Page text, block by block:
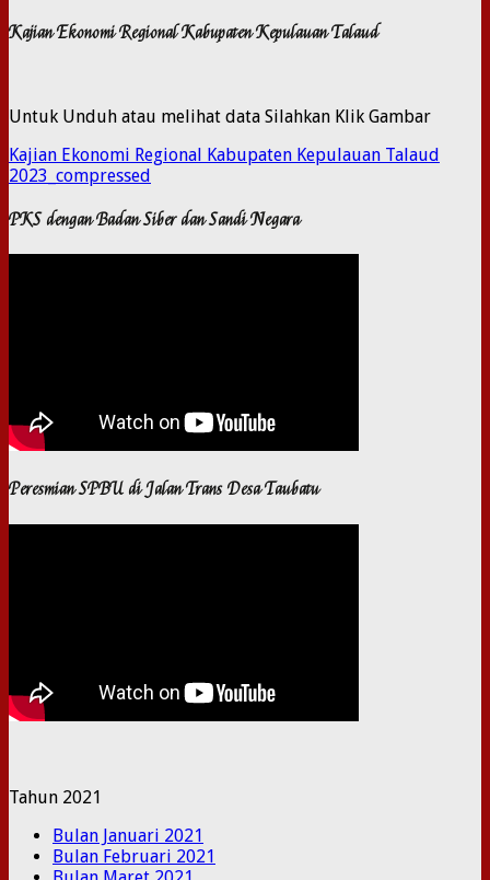
Kajian Ekonomi Regional Kabupaten Kepulauan Talaud
Untuk Unduh atau melihat data Silahkan Klik Gambar
Kajian Ekonomi Regional Kabupaten Kepulauan Talaud
2023_compressed
PKS dengan Badan Siber dan Sandi Negara
Peresmian SPBU di Jalan Trans Desa Taubatu
Tahun 2021
Bulan Januari 2021
Bulan Februari 2021